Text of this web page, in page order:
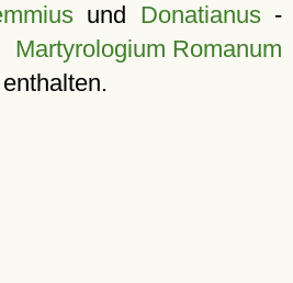
und Donatianus-
Martyrologium Romanum